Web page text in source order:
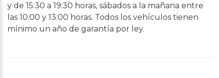
y de 15:30 a 19:30 horas, sábados a la mañana entre
las 10:00 y 13:00 horas. Todos los vehículos tienen
mínimo un año de garantía por ley.